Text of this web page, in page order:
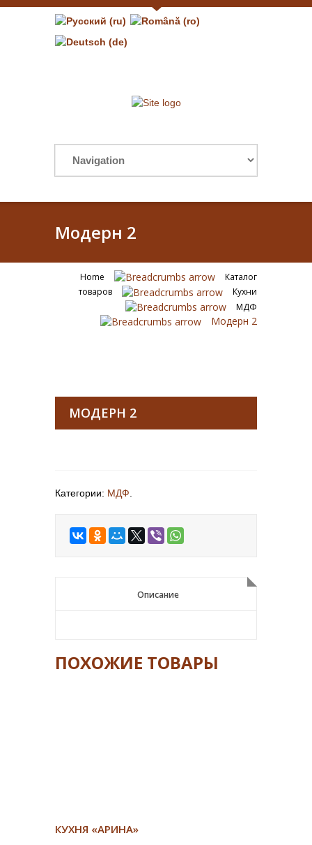
Модерн 2
Home
Каталог
товаров
Кухни
МДФ
Модерн 2
МОДЕРН 2
Категории: МДФ
Описание
Описание
ПОХОЖИЕ ТОВАРЫ
КУХНЯ «АРИНА»